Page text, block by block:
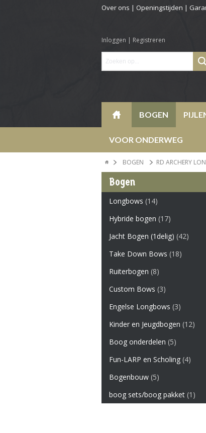
Over ons | Openingstijden |
Inloggen | Registreren
BOGEN
VOOR ONDERWEG
BOGEN RD ARCHERY
Bogen
Longbows (14)
Hybride bogen (17)
Jacht Bogen (1delig) (42)
Take Down Bows (18)
Ruiterbogen (8)
Custom Bows (3)
Engelse Longbows (3)
Kinder en Jeugdbogen (12)
Boog onderdelen (5)
Fun-LARP en Scholing (4)
Bogenbouw (5)
boog sets/boog pakket (1)